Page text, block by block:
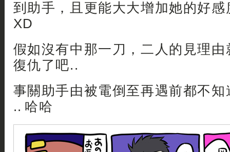
到助手，且更能大大增加她的好
XD
假如沒有中那一刀，二人的見理
復仇了吧..
事關助手由被電倒至再遇前都不
.. 哈哈